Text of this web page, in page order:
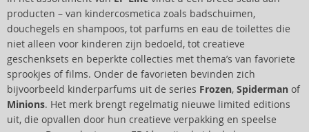
producten – van kindercosmetica zoals badschuimen,
douchegels en shampoos, tot parfums en eau de toilettes die
niet alleen voor kinderen zijn bedoeld, tot creatieve
geschenksets en beperkte collecties met thema’s van favoriete
sprookjes of films. Onder de favorieten bevinden zich
bijvoorbeeld kinderparfums uit de series Frozen, Spiderman of
Minions. Het merk brengt regelmatig nieuwe limited editions
uit, die opvallen door hun creatieve verpakking en speelse